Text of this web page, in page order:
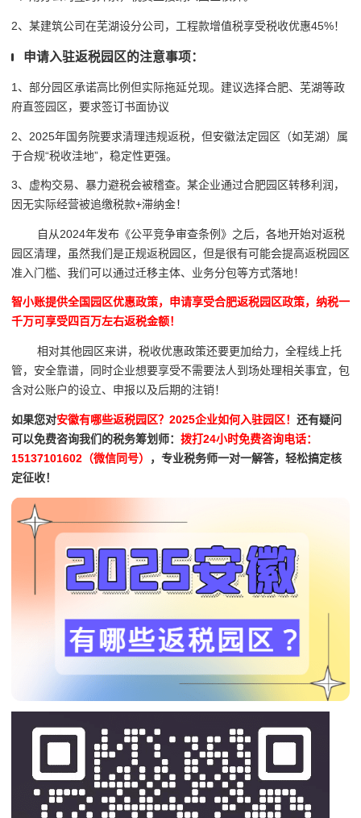
2、某建筑公司在芜湖设分公司，工程款增值税享受税收优惠45%！
申请入驻返税园区的注意事项：
1、部分园区承诺高比例但实际拖延兑现。建议选择合肥、芜湖等政
府直签园区，要求签订书面协议
2、2025年国务院要求清理违规返税，但安徽法定园区（如芜湖）属
于合规“税收洼地”，稳定性更强。
3、虚构交易、暴力避税会被稽查。某企业通过合肥园区转移利润，
因无实际经营被追缴税款+滞纳金！
自从2024年发布《公平竞争审查条例》之后，各地开始对返税
园区清理，虽然我们是正规返税园区，但是很有可能会提高返税园区
准入门槛、我们可以通过迁移主体、业务分包等方式落地！
智小账提供全国园区优惠政策，申请享受合肥返税园区政策，纳税一
千万可享受四百万左右返税金额！
相对其他园区来讲，税收优惠政策还要更加给力，全程线上托
管，安全靠谱，同时企业想要享受不需要法人到场处理相关事宜，包
含对公账户的设立、申报以及后期的注销！
如果您对安徽有哪些返税园区？2025企业如何入驻园区！ 还有疑问
可以免费咨询我们的税务筹划师： 拨打24小时免费咨询电话：
15137101602（微信同号）
，专业税务师一对一解答，轻松搞定核
定征收！